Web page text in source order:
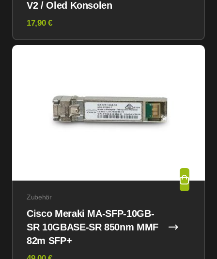
V2 / Oled Konsolen
17,90 €
Zubehör
Cisco Meraki MA-SFP-10GB-
SR 10GBASE-SR 850nm MMF
82m SFP+